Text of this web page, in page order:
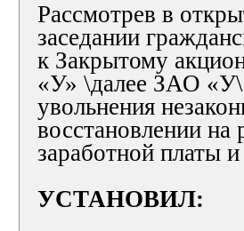
Рассмотрев в
заседании
к Закрытому
«У» \далее ЗАО «У\
увольнения
восстановлении на
заработной платы
УСТАНОВИЛ: